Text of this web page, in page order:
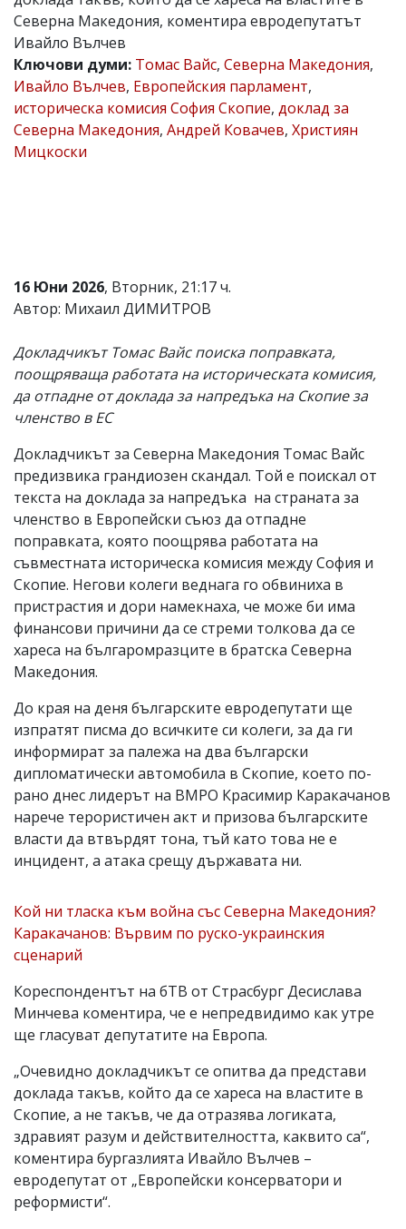
Коментарите
под
статиите
се
въвеждат
читателите
и
редакцията
обиден
за
вас
моля
сигнализирайте
ни!
Северна Македония, коментира евродепутатът
Ивайло Вълчев
Ключови думи: Томас Вайс, Северна Македония,
Ивайло Вълчев, Европейския парламент,
историческа комисия София Скопие, доклад за
Северна Македония, Андрей Ковачев, Християн
Мицкоски
16 Юни 2026, Вторник, 21:17 ч.
Автор: Михаил ДИМИТРОВ
Докладчикът Томас Вайс поиска поправката,
поощряваща работата на историческата комисия,
да отпадне от доклада за напредъка на Скопие за
членство в ЕС
Докладчикът за Северна Македония Томас Вайс
предизвика грандиозен скандал. Той е поискал от
текста на доклада за напредъка на страната за
членство в Европейски съюз да отпадне
поправката, която поощрява работата на
съвместната историческа комисия между София и
Скопие. Негови колеги веднага го обвиниха в
пристрастия и дори намекнаха, че може би има
финансови причини да се стреми толкова да се
хареса на българомразците в братска Северна
Македония.
До края на деня българските евродепутати ще
изпратят писма до всичките си колеги, за да ги
информират за палежа на два български
дипломатически автомобила в Скопие, което по-
рано днес лидерът на ВМРО Красимир Каракачанов
нарече терористичен акт и призова българските
власти да втвърдят тона, тъй като това не е
инцидент, а атака срещу държавата ни.
Кой ни тласка към война със Северна Македония?
Каракачанов: Вървим по руско-украинския
сценарий
Кореспондентът на бТВ от Страсбург Десислава
Минчева коментира, че е непредвидимо как утре
ще гласуват депутатите на Европа.
„Очевидно докладчикът се опитва да представи
доклада такъв, който да се хареса на властите в
Скопие, а не такъв, че да отразява логиката,
здравият разум и действителността, каквито са“,
коментира бургазлията Ивайло Вълчев –
евродепутат от „Европейски консерватори и
реформисти“.